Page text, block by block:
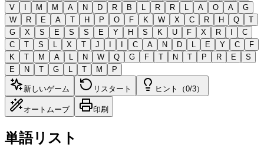
V
I M M A N D R B L R R L A O A
G
W
R E A T H P O F K W X C R H Q
T
G
X S E S S E Y H S K U F X R I
C
C
T S L X T J I I C A N D L E Y C
F
K
T M A L N W Q G F T N T P R E
S
E
N T G L T M P
新しいゲーム リスタート ヒント（0/3）
オートムーブ 印刷
単語リスト